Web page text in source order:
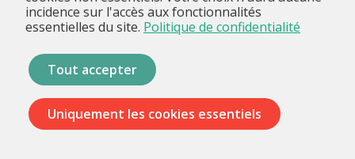
incidence sur l'accès aux fonctionnalités
essentielles du site. Politique de confidentialité
Tout accepter
Uniquement les cookies essentiels